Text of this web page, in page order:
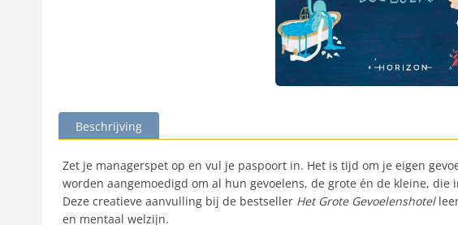
Beschrijving
Zet je managerspet op en vul je paspoort in. Het is tijd om je eigen
worden aangemoedigd om al hun gevoelens, de grote én de kleine, die
Deze creatieve aanvulling bij de bestseller Het Grote Gevoelenshotel
en mentaal welzijn.